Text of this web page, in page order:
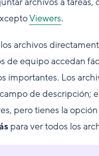
Viewers.
archivos
de equipo accedan
importantes. Los
de descripción;
pero tienes la
para ver todos los